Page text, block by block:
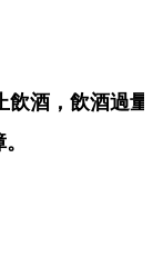
酒，飲酒過量